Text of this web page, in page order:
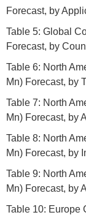
Forecast, by
Table 5: Global
Forecast, by
Table 6: North
Mn) Forecast, by
Table 7: North
Mn) Forecast, by
Table 8: North
Mn) Forecast, by
Table 9: North
Mn) Forecast, by
Table 10: Europe